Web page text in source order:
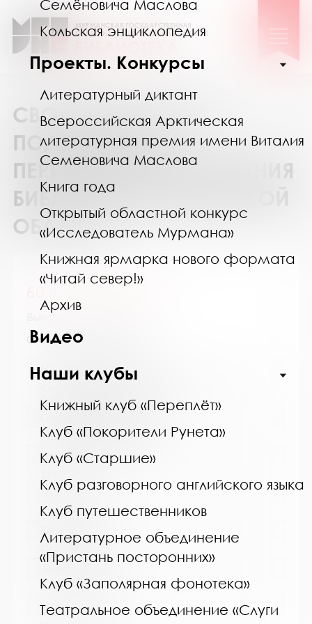
Семёновича Маслова
Кольская энциклопедия
Проекты. Конкурсы
Литературный диктант
Всероссийская Арктическая
литературная премия имени Виталия
Семеновича Маслова
Книга года
Открытый областной конкурс
«Исследователь Мурмана»
Книжная ярмарка нового формата
«Читай север!»
Архив
Видео
Наши клубы
Книжный клуб «Переплёт»
Клуб «Покорители Рунета»
Клуб «Старшие»
Клуб разговорного английского языка
Клуб путешественников
Литературное объединение
«Пристань посторонних»
Клуб «Заполярная фонотека»
Театральное объединение «Слуги
СВОДНЫЙ КАТАЛОГ
ПОДПИСКИ НА
ПЕРИОДИЧЕСКИЕ ИЗДАНИЯ
БИБЛИОТЕК МУРМАНСКОЙ
ОБЛАСТИ
60 лет - не возраст
Выпуск №9 от 2019 года
Сведения о держателях
Название библиотеки:
Кандалакшская централизованная
библиотечная система
Сокращенное название:
МБУ Кандалакшская ЦБС
Почтовый индекс:
Город:
Кандалакша
Улица, дом:
Первомайская, 40
Телефон:
8 (81533) 9-21-92
www: